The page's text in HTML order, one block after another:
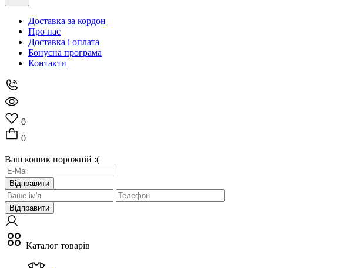
Доставка за кордон
Про нас
Доставка і оплата
Бонусна програма
Контакти
0
0
Ваш кошик порожній :(
Відправити
Відправити
Каталог товарів